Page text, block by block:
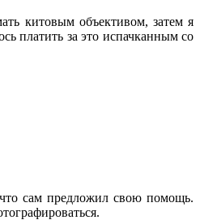
китовым объективом, затем я
платить за это испачканным со
что сам предложил свою помощь.